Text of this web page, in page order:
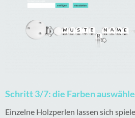
Schritt 3/7: die Farben
Einzelne Holzperlen lassen sich